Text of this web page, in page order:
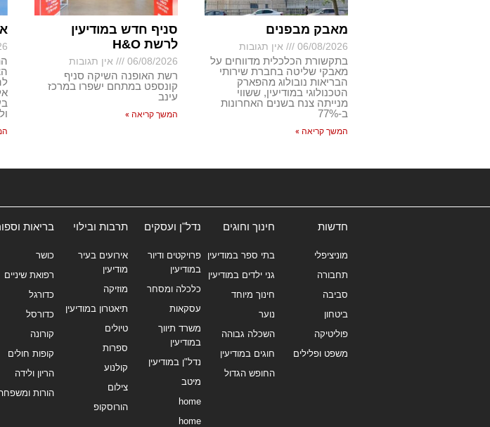
מאבק מבפנים
06/08/2026 אין תגובות
בתקשורת הכלכלית מדווחים על
מאבקי שליטה בחברת שירותי
הבריאות נובולוג מהפארק
הטכנולוגי במודיעין, ששווי
מנייתה צנח בשנים האחרונות
ב-77%
המשך קריאה »
סניף חדש במודיעין
לרשת H&O
06/08/2026 אין תגובות
רשת האופנה השיקה סניף
קונספט במתחם ישפרו במרכז
עינב
המשך קריאה »
חדשות
מוניציפלי
תחבורה
סביבה
ביטחון
פוליטיקה
משפט ופלילים
חינוך וחוגים
בתי ספר במודיעין
גני ילדים במודיעין
חינוך מיוחד
נוער
השכלה גבוהה
חוגים במודיעין
החופש הגדול
נדל"ן ועסקים
פרויקטים ודיור
במודיעין
כלכלה ומסחר
עסקאות
משרד תיווך
במודיעין
נדל"ן במודיעין
מיטב
home
home
תרבות ובילוי
אירועים בעיר
מודיעין
מוזיקה
תיאטרון במודיעין
טיולים
ספרות
קולנוע
צילום
הורוסקופ
בריאות
כושר
רפואת שיניים
כדורגל
כדורסל
קורונה
קופות חולים
הריון ולידה
הורות